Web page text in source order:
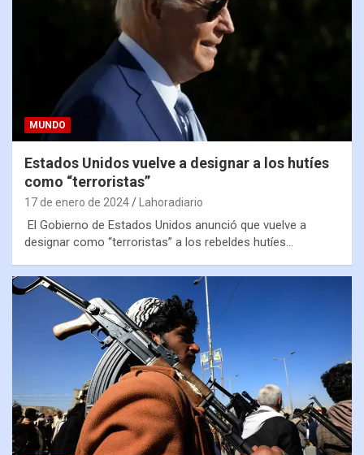
MUNDO
Estados Unidos vuelve a designar a los hutíes
como “terroristas”
17 de enero de 2024 Lahoradiario
El Gobierno de Estados Unidos anunció que vuelve a
designar como “terroristas” a los rebeldes hutíes…